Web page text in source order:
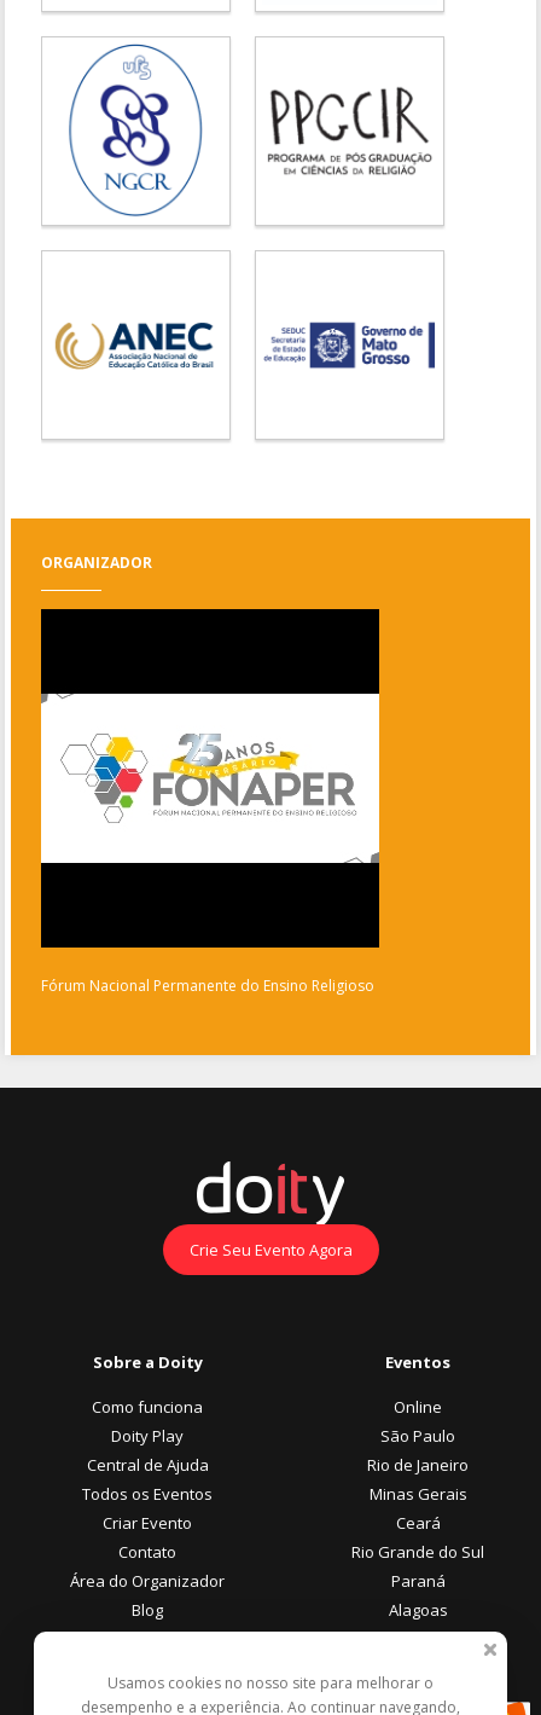
ORGANIZADOR
Fórum Nacional Permanente do Ensino Religioso
Crie Seu Evento Agora
Sobre a Doity
Como funciona
Doity Play
Central de Ajuda
Todos os Eventos
Criar Evento
Contato
Área do Organizador
Blog
Eventos
Online
São Paulo
Rio de Janeiro
Minas Gerais
Ceará
Rio Grande do Sul
Paraná
Alagoas
Área do Participante Formas de Pagamento
Usamos cookies no nosso site para melhorar o
desempenho e a experiência. Ao continuar navegando,